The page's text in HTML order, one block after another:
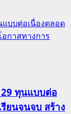
บบต่อเนื่องตลอด
กาสทางการ
ทุนแบบต่อ
ยนจนจบ สร้าง